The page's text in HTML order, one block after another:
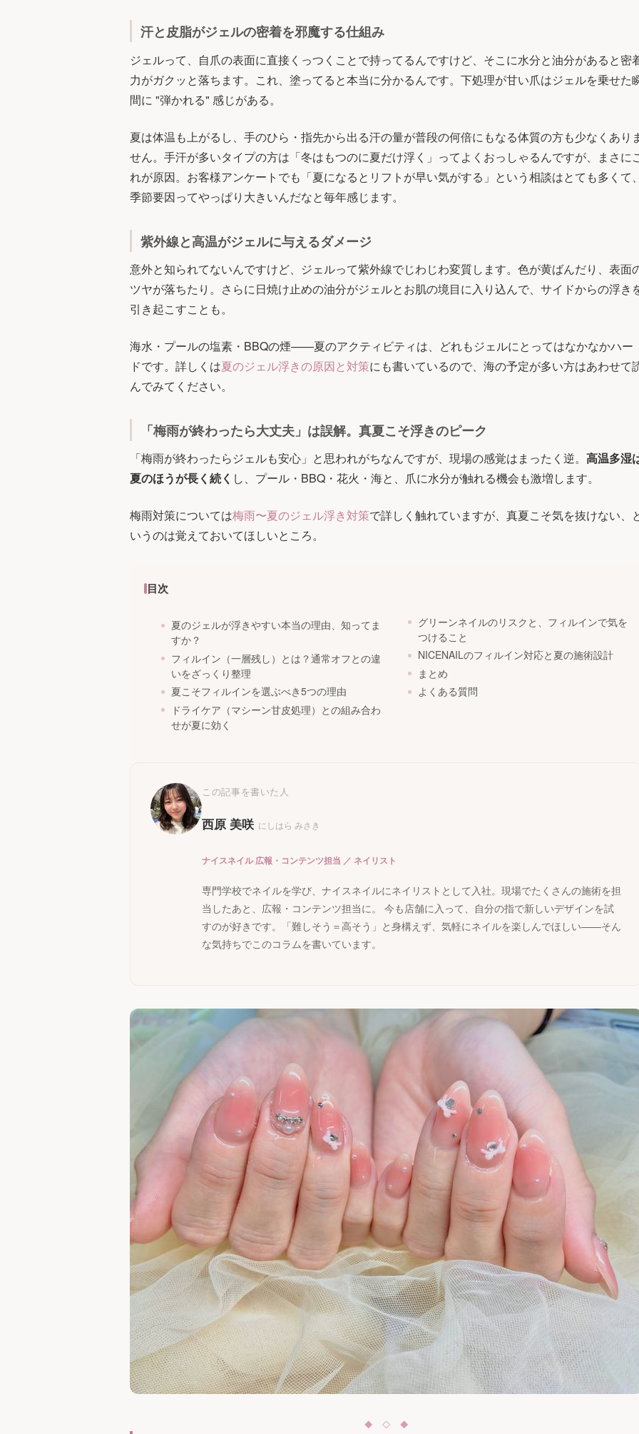
汗と皮脂がジェルの密着を邪魔する仕組み
ジェルって、自爪の表面に直接くっつくことで持ってるんですけど、そこに水分と油分があると密
力がガクッと落ちます。これ、塗ってると本当に分かるんです。下処理が甘い爪はジェルを乗せた
間に "弾かれる" 感じがある。
夏は体温も上がるし、手のひら・指先から出る汗の量が普段の何倍にもなる体質の方も少なくあり
せん。手汗が多いタイプの方は「冬はもつのに夏だけ浮く」ってよくおっしゃるんですが、まさに
れが原因。お客様アンケートでも「夏になるとリフトが早い気がする」という相談はとても多くて
季節要因ってやっぱり大きいんだなと毎年感じます。
紫外線と高温がジェルに与えるダメージ
意外と知られてないんですけど、ジェルって紫外線でじわじわ変質します。色が黄ばんだり、表面
ツヤが落ちたり。さらに日焼け止めの油分がジェルとお肌の境目に入り込んで、サイドからの浮き
引き起こすことも。
海水・プールの塩素・BBQの煙——夏のアクティビティは、どれもジェルにとってはなかなかハー
ドです。詳しくは夏のジェル浮きの原因と対策にも書いているので、海の予定が多い方はあわせて
んでみてください。
「梅雨が終わったら大丈夫」は誤解。真夏こそ浮きのピーク
「梅雨が終わったらジェルも安心」と思われがちなんですが、現場の感覚はまったく逆。 高温多湿
夏のほうが長く続く し、プール・BBQ・花火・海と、爪に水分が触れる機会も激増します。
梅雨対策については梅雨〜夏のジェル浮き対策で詳しく触れていますが、真夏こそ気を抜けない、
いうのは覚えておいてほしいところ。
目次
夏のジェルが浮きやすい本当の理由、知ってま
すか？
フィルイン（一層残し）とは？通常オフとの違
いをざっくり整理
夏こそフィルインを選ぶべき5つの理由
ドライケア（マシーン甘皮処理）との組み合わ
せが夏に効く
グリーンネイルのリスクと、フィルインで気を
つけること
NICENAILのフィルイン対応と夏の施術設計
まとめ
よくある質問
この記事を書いた人
西原 美咲 にしはら みさき
ナイスネイル 広報・コンテンツ担当 ／ ネイリスト
専門学校でネイルを学び、ナイスネイルにネイリストとして入社。現場でたくさんの施術を担
当したあと、広報・コンテンツ担当に。 今も店舗に入って、自分の指で新しいデザインを試
すのが好きです。「難しそう＝高そう」と身構えず、気軽にネイルを楽しんでほしい——そん
な気持ちでこのコラムを書いています。